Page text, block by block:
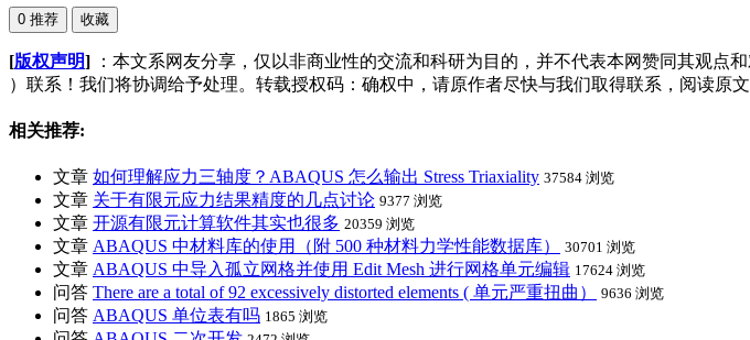
0 推荐 收藏
[版权声明] ：本文系网友分享，仅以非商业性的交流和科研为目的，并不代表本网赞同其观点
）联系！我们将协调给予处理。转载授权码：确权中，请原作者尽快与我们取得联系，阅读原
相关推荐:
文章 如何理解应力三轴度？ABAQUS 怎么输出 Stress Triaxiality 37584 浏览
文章 关于有限元应力结果精度的几点讨论 9377 浏览
文章 开源有限元计算软件其实也很多 20359 浏览
文章 ABAQUS 中材料库的使用（附 500 种材料力学性能数据库） 30701 浏览
文章 ABAQUS 中导入孤立网格并使用 Edit Mesh 进行网格单元编辑 17624 浏览
问答 There are a total of 92 excessively distorted elements ( 单元严重扭曲） 9636 浏览
问答 ABAQUS 单位表有吗 1865 浏览